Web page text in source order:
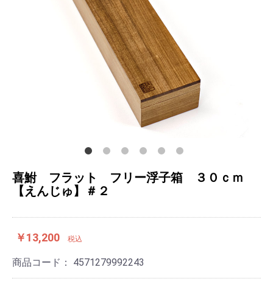
喜鮒 フラット フリー浮子箱 ３０ｃｍ
【えんじゅ】＃２
￥13,200 税込
商品コード： 4571279992243